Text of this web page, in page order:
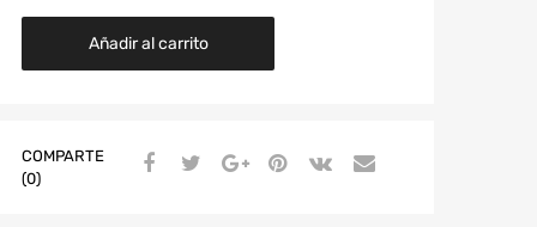
Añadir al carrito
COMPARTE
(0)